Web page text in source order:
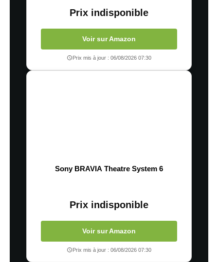
Prix indisponible
Voir sur Amazon
Prix mis à jour : 06/08/2026 07:30
Sony BRAVIA Theatre System 6
Prix indisponible
Voir sur Amazon
Prix mis à jour : 06/08/2026 07:30